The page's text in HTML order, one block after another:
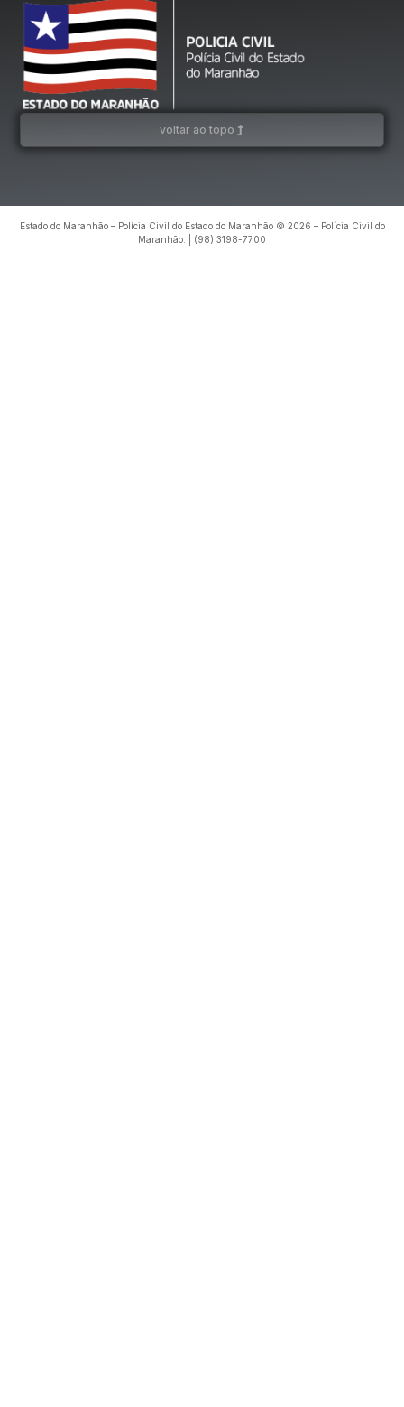
voltar ao topo
Estado do Maranhão – Polícia Civil do Estado do Maranhão © 2026 – Polícia Civil do
Maranhão. | (98) 3198-7700